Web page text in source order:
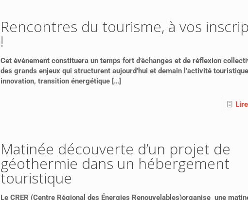
Rencontres du tourisme, à vos
!
Cet événement constituera un temps fort d’échanges et de réflexion
des grands enjeux qui structurent aujourd’hui et demain l’activité
innovation, transition énergétique […]
Matinée découverte d’un projet de
géothermie dans un hébergement
touristique
Le CRER (Centre Régional des Énergies Renouvelables)organise une